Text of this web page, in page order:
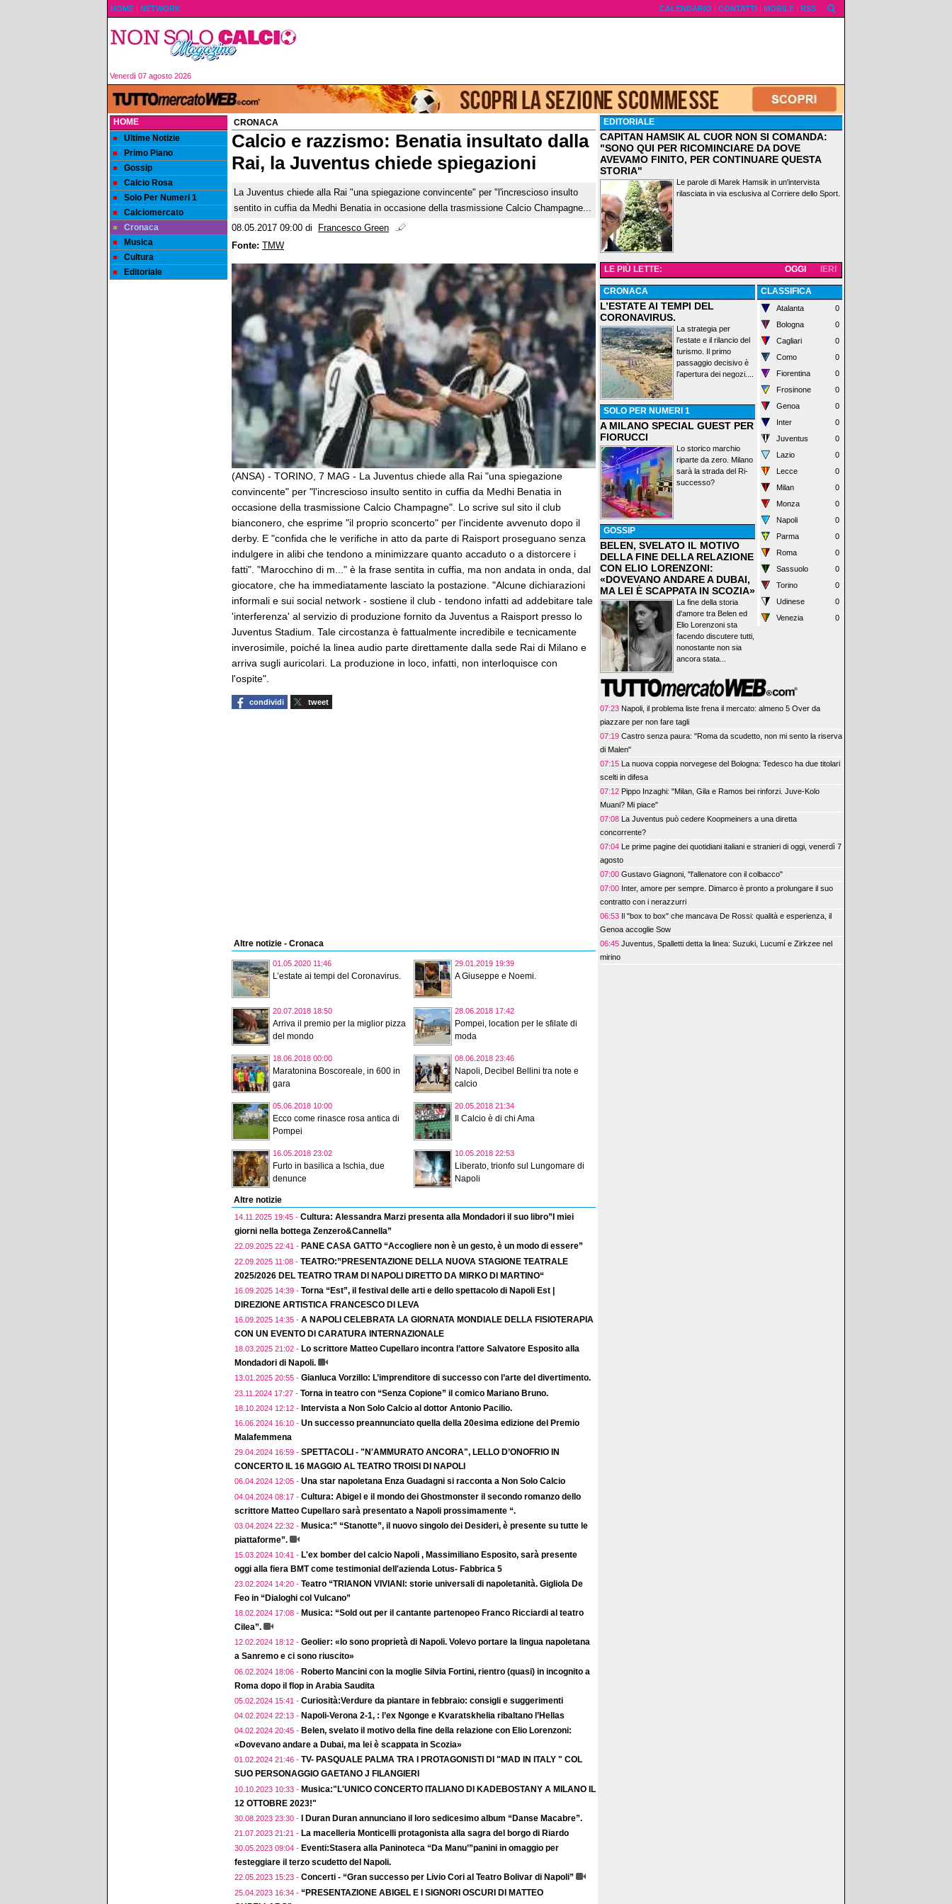
HOME NETWORK CALENDARIO CONTATTI MOBILE RSS
Venerdì 07 agosto 2026
HOME
Ultime Notizie
Primo Piano
Gossip
Calcio Rosa
Solo Per Numeri 1
Calciomercato
Cronaca
Musica
Cultura
Editoriale
CRONACA
Calcio e razzismo: Benatia insultato dalla
Rai, la Juventus chiede spiegazioni
La Juventus chiede alla Rai "una spiegazione convincente" per "l'increscioso insulto
sentito in cuffia da Medhi Benatia in occasione della trasmissione Calcio Champagne...
08.05.2017 09:00 di
Francesco Green
Fonte:
TMW
(ANSA) - TORINO, 7 MAG - La Juventus chiede alla Rai "una spiegazione
convincente" per "l'increscioso insulto sentito in cuffia da Medhi Benatia in
occasione della trasmissione Calcio Champagne". Lo scrive sul sito il club
bianconero, che esprime "il proprio sconcerto" per l'incidente avvenuto dopo il
derby. E "confida che le verifiche in atto da parte di Raisport proseguano senza
indulgere in alibi che tendono a minimizzare quanto accaduto o a distorcere i
fatti". "Marocchino di m..." è la frase sentita in cuffia, ma non andata in onda, dal
giocatore, che ha immediatamente lasciato la postazione. "Alcune dichiarazioni
informali e sui social network - sostiene il club - tendono infatti ad addebitare tale
'interferenza' al servizio di produzione fornito da Juventus a Raisport presso lo
Juventus Stadium. Tale circostanza è fattualmente incredibile e tecnicamente
inverosimile, poiché la linea audio parte direttamente dalla sede Rai di Milano e
arriva sugli auricolari. La produzione in loco, infatti, non interloquisce con
l'ospite".
condividi tweet
Altre notizie - Cronaca
01.05.2020 11:46
L’estate ai tempi del Coronavirus.
29.01.2019 19:39
A Giuseppe e Noemi.
20.07.2018 18:50
Arriva il premio per la miglior pizza
del mondo
28.06.2018 17:42
Pompei, location per le sfilate di
moda
18.06.2018 00:00
Maratonina Boscoreale, in 600 in
gara
08.06.2018 23:46
Napoli, Decibel Bellini tra note e
calcio
05.06.2018 10:00
Ecco come rinasce rosa antica di
Pompei
20.05.2018 21:34
Il Calcio è di chi Ama
16.05.2018 23:02
Furto in basilica a Ischia, due
denunce
10.05.2018 22:53
Liberato, trionfo sul Lungomare di
Napoli
Altre notizie
14.11.2025 19:45 - Cultura: Alessandra Marzi presenta alla Mondadori il suo libro”I miei
giorni nella bottega Zenzero&Cannella”
22.09.2025 22:41 - PANE CASA GATTO “Accogliere non è un gesto, è un modo di essere”
22.09.2025 11:08 - TEATRO:”PRESENTAZIONE DELLA NUOVA STAGIONE TEATRALE
2025/2026 DEL TEATRO TRAM DI NAPOLI DIRETTO DA MIRKO DI MARTINO“
16.09.2025 14:39 - Torna “Est”, il festival delle arti e dello spettacolo di Napoli Est |
DIREZIONE ARTISTICA FRANCESCO DI LEVA
16.09.2025 14:35 - A NAPOLI CELEBRATA LA GIORNATA MONDIALE DELLA FISIOTERAPIA
CON UN EVENTO DI CARATURA INTERNAZIONALE
18.03.2025 21:02 - Lo scrittore Matteo Cupellaro incontra l’attore Salvatore Esposito alla
Mondadori di Napoli.
13.01.2025 20:55 - Gianluca Vorzillo: L’imprenditore di successo con l’arte del divertimento.
23.11.2024 17:27 - Torna in teatro con “Senza Copione” il comico Mariano Bruno.
18.10.2024 12:12 - Intervista a Non Solo Calcio al dottor Antonio Pacilio.
16.06.2024 16:10 - Un successo preannunciato quella della 20esima edizione del Premio
Malafemmena
29.04.2024 16:59 - SPETTACOLI - "N'AMMURATO ANCORA", LELLO D’ONOFRIO IN
CONCERTO IL 16 MAGGIO AL TEATRO TROISI DI NAPOLI
06.04.2024 12:05 - Una star napoletana Enza Guadagni si racconta a Non Solo Calcio
04.04.2024 08:17 - Cultura: Abigel e il mondo dei Ghostmonster il secondo romanzo dello
scrittore Matteo Cupellaro sarà presentato a Napoli prossimamente “.
03.04.2024 22:32 - Musica:” “Stanotte”, il nuovo singolo dei Desideri, è presente su tutte le
piattaforme”.
15.03.2024 10:41 - L'ex bomber del calcio Napoli , Massimiliano Esposito, sarà presente
oggi alla fiera BMT come testimonial dell'azienda Lotus- Fabbrica 5
23.02.2024 14:20 - Teatro “TRIANON VIVIANI: storie universali di napoletanità. Gigliola De
Feo in “Dialoghi col Vulcano”
18.02.2024 17:08 - Musica: “Sold out per il cantante partenopeo Franco Ricciardi al teatro
Cilea”.
12.02.2024 18:12 - Geolier: «Io sono proprietà di Napoli. Volevo portare la lingua napoletana
a Sanremo e ci sono riuscito»
06.02.2024 18:06 - Roberto Mancini con la moglie Silvia Fortini, rientro (quasi) in incognito a
Roma dopo il flop in Arabia Saudita
05.02.2024 15:41 - Curiosità:Verdure da piantare in febbraio: consigli e suggerimenti
04.02.2024 22:13 - Napoli-Verona 2-1, : l’ex Ngonge e Kvaratskhelia ribaltano l’Hellas
04.02.2024 20:45 - Belen, svelato il motivo della fine della relazione con Elio Lorenzoni:
«Dovevano andare a Dubai, ma lei è scappata in Scozia»
01.02.2024 21:46 - TV- PASQUALE PALMA TRA I PROTAGONISTI DI "MAD IN ITALY " COL
SUO PERSONAGGIO GAETANO J FILANGIERI
10.10.2023 10:33 - Musica:"L'UNICO CONCERTO ITALIANO DI KADEBOSTANY A MILANO IL
12 OTTOBRE 2023!"
30.08.2023 23:30 - I Duran Duran annunciano il loro sedicesimo album “Danse Macabre”.
21.07.2023 21:21 - La macelleria Monticelli protagonista alla sagra del borgo di Riardo
30.05.2023 09:04 - Eventi:Stasera alla Paninoteca “Da Manu’”panini in omaggio per
festeggiare il terzo scudetto del Napoli.
22.05.2023 15:23 - Concerti - “Gran successo per Livio Cori al Teatro Bolivar di Napoli”
25.04.2023 16:34 - “PRESENTAZIONE ABIGEL E I SIGNORI OSCURI DI MATTEO
EDITORIALE
CAPITAN HAMSIK AL CUOR NON SI COMANDA:
"SONO QUI PER RICOMINCIARE DA DOVE
AVEVAMO FINITO, PER CONTINUARE QUESTA
STORIA"
Le parole di Marek Hamsik in un'intervista
rilasciata in via esclusiva al Corriere dello Sport.
LE PIÙ LETTE: IERI
OGGI
CRONACA
L’ESTATE AI TEMPI DEL
CORONAVIRUS.
La strategia per
l’estate e il rilancio del
turismo. Il primo
passaggio decisivo è
l’apertura dei negozi....
SOLO PER NUMERI 1
A MILANO SPECIAL GUEST PER
FIORUCCI
Lo storico marchio
riparte da zero. Milano
sarà la strada del Ri-
successo?
GOSSIP
BELEN, SVELATO IL MOTIVO
DELLA FINE DELLA RELAZIONE
CON ELIO LORENZONI:
«DOVEVANO ANDARE A DUBAI,
MA LEI È SCAPPATA IN SCOZIA»
La fine della storia
d'amore tra Belen ed
Elio Lorenzoni sta
facendo discutere tutti,
nonostante non sia
ancora stata...
CLASSIFICA
Atalanta
0
Bologna
0
Cagliari
0
Como
0
Fiorentina
0
Frosinone
0
Genoa
0
Inter
0
Juventus
0
Lazio
0
Lecce
0
Milan
0
Monza
0
Napoli
0
Parma
0
Roma
0
Sassuolo
0
Torino
0
Udinese
0
Venezia
0
07:23 Napoli, il problema liste frena il mercato: almeno 5 Over da
piazzare per non fare tagli
07:19 Castro senza paura: "Roma da scudetto, non mi sento la riserva
di Malen"
07:15 La nuova coppia norvegese del Bologna: Tedesco ha due titolari
scelti in difesa
07:12 Pippo Inzaghi: "Milan, Gila e Ramos bei rinforzi. Juve-Kolo
Muani? Mi piace"
07:08 La Juventus può cedere Koopmeiners a una diretta
concorrente?
07:04 Le prime pagine dei quotidiani italiani e stranieri di oggi, venerdì 7
agosto
07:00 Gustavo Giagnoni, "l'allenatore con il colbacco"
07:00 Inter, amore per sempre. Dimarco è pronto a prolungare il suo
contratto con i nerazzurri
06:53 Il "box to box" che mancava De Rossi: qualità e esperienza, il
Genoa accoglie Sow
06:45 Juventus, Spalletti detta la linea: Suzuki, Lucumí e Zirkzee nel
mirino